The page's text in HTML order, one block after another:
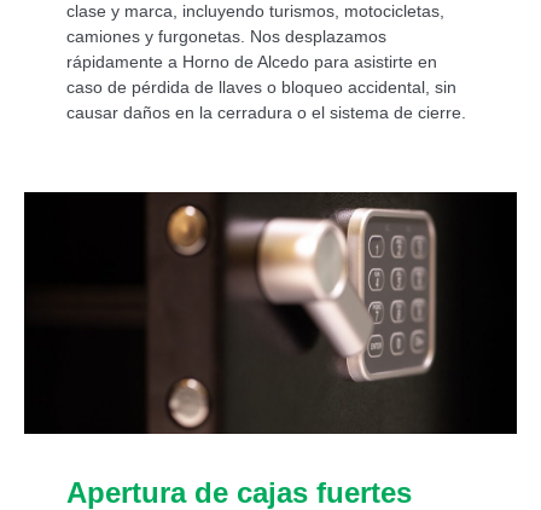
clase y marca, incluyendo turismos, motocicletas,
camiones y furgonetas. Nos desplazamos
rápidamente a Horno de Alcedo para asistirte en
caso de pérdida de llaves o bloqueo accidental, sin
causar daños en la cerradura o el sistema de cierre.
Apertura de cajas fuertes